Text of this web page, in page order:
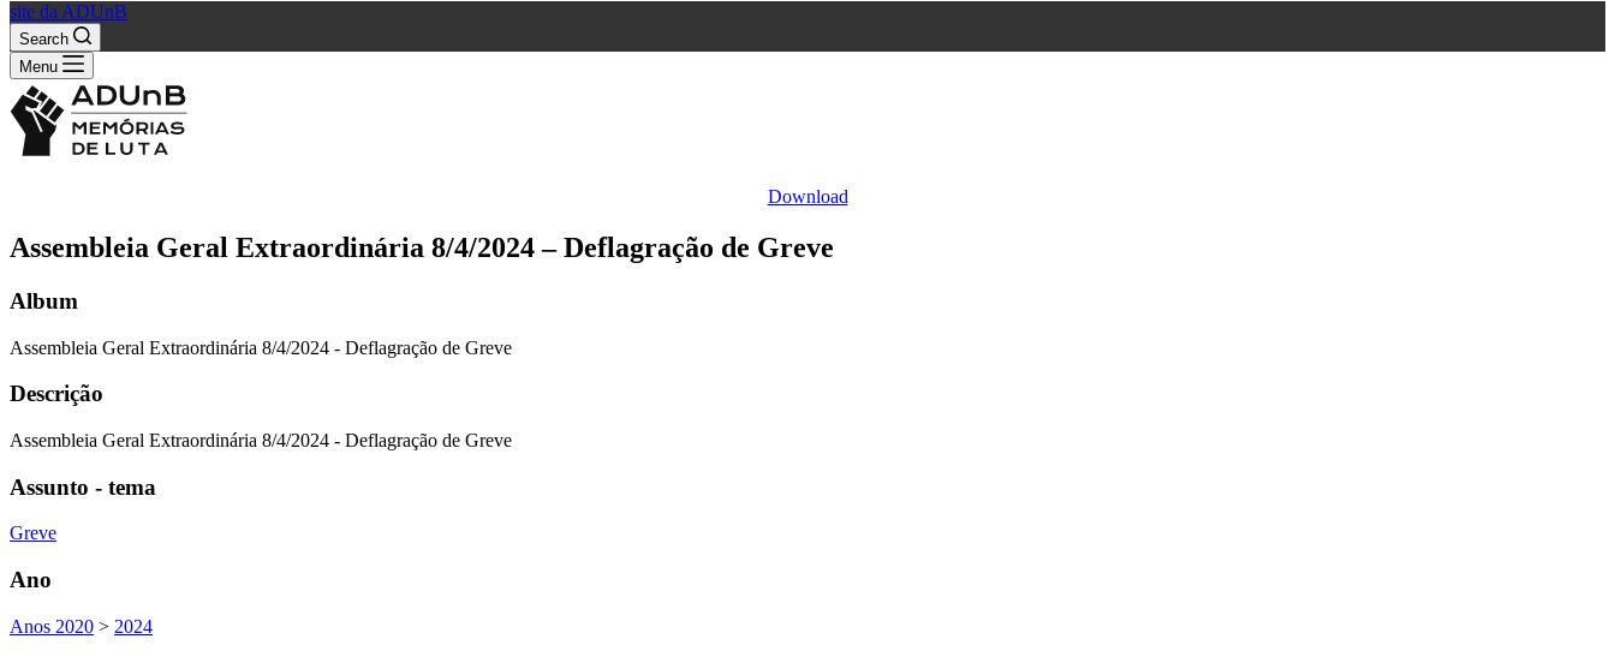
site da ADUnB
Search
Menu
Download
Assembleia Geral Extraordinária 8/4/2024 – Deflagração de Greve
Album
Assembleia Geral Extraordinária 8/4/2024 - Deflagração de Greve
Descrição
Assembleia Geral Extraordinária 8/4/2024 - Deflagração de Greve
Assunto - tema
Greve
Ano
Anos 2020 > 2024